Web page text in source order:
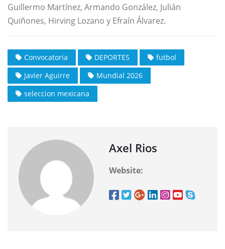
Guillermo Martínez, Armando González, Julián
Quiñones, Hirving Lozano y Efraín Álvarez.
Convocatoria DEPORTES
futbol
Javier Aguirre
Mundial 2026
seleccion mexicana
Axel Rios
Website: